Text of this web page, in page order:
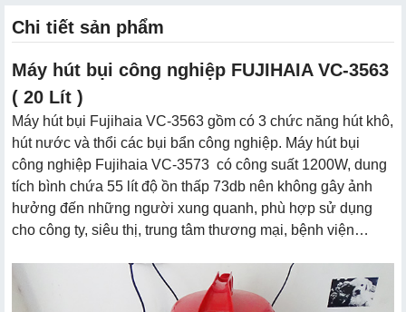
Chi tiết sản phẩm
Máy hút bụi công nghiệp FUJIHAIA VC-3563
( 20 Lít )
Máy hút bụi Fujihaia VC-3563 gồm có 3 chức năng hút khô,
hút nước và thổi các bụi bẩn công nghiệp. Máy hút bụi
công nghiệp Fujihaia VC-3573 có công suất 1200W, dung
tích bình chứa 55 lít độ ồn thấp 73db nên không gây ảnh
hưởng đến những người xung quanh, phù hợp sử dụng
cho công ty, siêu thị, trung tâm thương mại, bệnh viện…